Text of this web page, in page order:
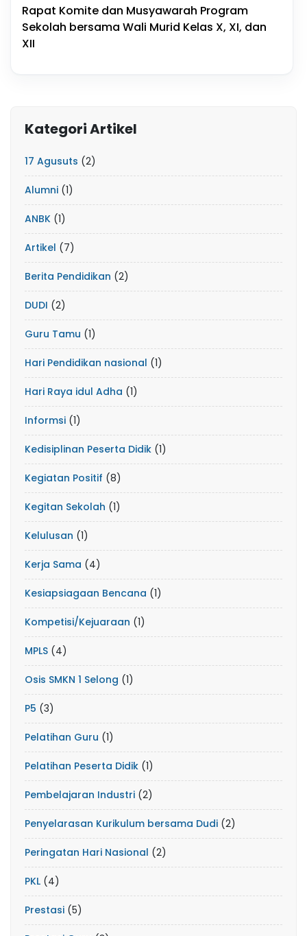
Rapat Komite dan Musyawarah Program
Sekolah bersama Wali Murid Kelas X, XI, dan
XII
Kategori Artikel
17 Agusuts (2)
Alumni (1)
ANBK (1)
Artikel (7)
Berita Pendidikan (2)
DUDI (2)
Guru Tamu (1)
Hari Pendidikan nasional (1)
Hari Raya idul Adha (1)
Informsi (1)
Kedisiplinan Peserta Didik (1)
Kegiatan Positif (8)
Kegitan Sekolah (1)
Kelulusan (1)
Kerja Sama (4)
Kesiapsiagaan Bencana (1)
Kompetisi/Kejuaraan (1)
MPLS (4)
Osis SMKN 1 Selong (1)
P5 (3)
Pelatihan Guru (1)
Pelatihan Peserta Didik (1)
Pembelajaran Industri (2)
Penyelarasan Kurikulum bersama Dudi (2)
Peringatan Hari Nasional (2)
PKL (4)
Prestasi (5)